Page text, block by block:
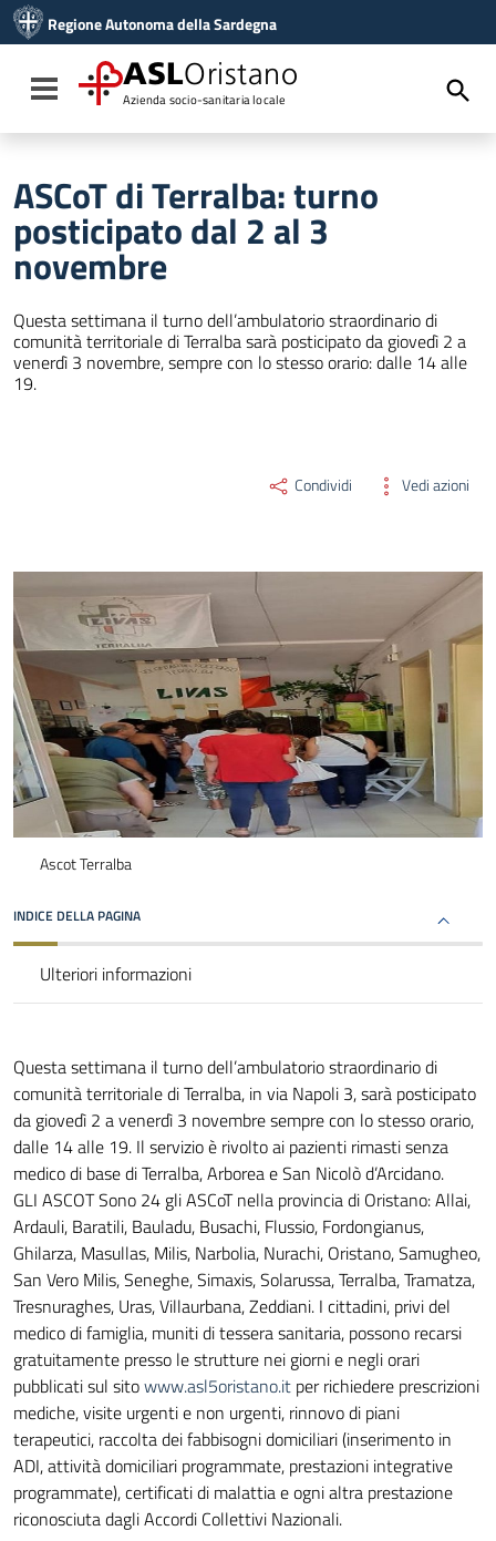
Vai al menu di navigazione
Vai al footer
Regione Autonoma della Sardegna
Toggle navigation
ASLOristano
Azienda socio-sanitaria locale
ASCoT di Terralba: turno
posticipato dal 2 al 3
novembre
Questa settimana il turno dell’ambulatorio straordinario di
comunità territoriale di Terralba sarà posticipato da giovedì 2 a
venerdì 3 novembre, sempre con lo stesso orario: dalle 14 alle
19.
Condividi Vedi azioni
Ascot Terralba
INDICE DELLA PAGINA
Ulteriori informazioni
Questa settimana il turno dell’ambulatorio straordinario di
comunità territoriale di Terralba, in via Napoli 3, sarà posticipato
da giovedì 2 a venerdì 3 novembre sempre con lo stesso orario,
dalle 14 alle 19. Il servizio è rivolto ai pazienti rimasti senza
medico di base di Terralba, Arborea e San Nicolò d’Arcidano.
GLI ASCOT Sono 24 gli ASCoT nella provincia di Oristano: Allai,
Ardauli, Baratili, Bauladu, Busachi, Flussio, Fordongianus,
Ghilarza, Masullas, Milis, Narbolia, Nurachi, Oristano, Samugheo,
San Vero Milis, Seneghe, Simaxis, Solarussa, Terralba, Tramatza,
Tresnuraghes, Uras, Villaurbana, Zeddiani. I cittadini, privi del
medico di famiglia, muniti di tessera sanitaria, possono recarsi
gratuitamente presso le strutture nei giorni e negli orari
pubblicati sul sitowww.asl5oristano.it per richiedere prescrizioni
mediche, visite urgenti e non urgenti, rinnovo di piani
terapeutici, raccolta dei fabbisogni domiciliari (inserimento in
ADI, attività domiciliari programmate, prestazioni integrative
programmate), certificati di malattia e ogni altra prestazione
riconosciuta dagli Accordi Collettivi Nazionali.